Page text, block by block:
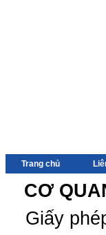
Trang chủ
CƠ
Giấy